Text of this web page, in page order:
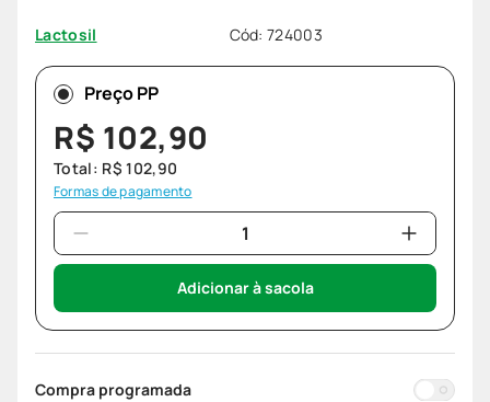
Lactosil Cód:724003
Preço PP
R$ 102,90
Total: R$ 102,90
Formas de pagamento
Adicionar à sacola
Compra programada